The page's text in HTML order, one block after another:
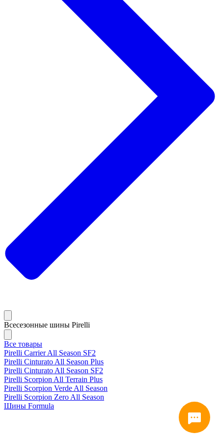
Всесезонные шины Pirelli
Все товары
Pirelli Carrier All Season SF2
Pirelli Cinturato All Season Plus
Pirelli Cinturato All Season SF2
Pirelli Scorpion All Terrain Plus
Pirelli Scorpion Verde All Season
Pirelli Scorpion Zero All Season
Шины Formula